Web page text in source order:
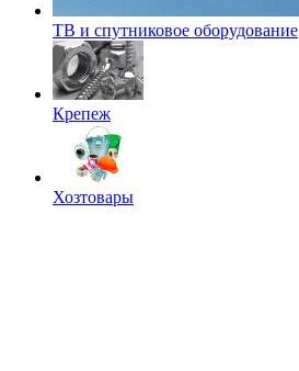
ТВ и спутниковое оборудование
Крепеж
Хозтовары